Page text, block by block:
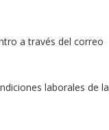
a través del correo
laborales de la